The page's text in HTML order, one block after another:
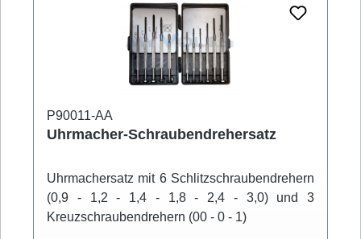
P90011-AA
Uhrmacher-Schraubendrehersatz
Uhrmachersatz mit 6 Schlitzschraubendrehern
(0,9 - 1,2 - 1,4 - 1,8 - 2,4 - 3,0) und 3
Kreuzschraubendrehern (00 - 0 - 1)